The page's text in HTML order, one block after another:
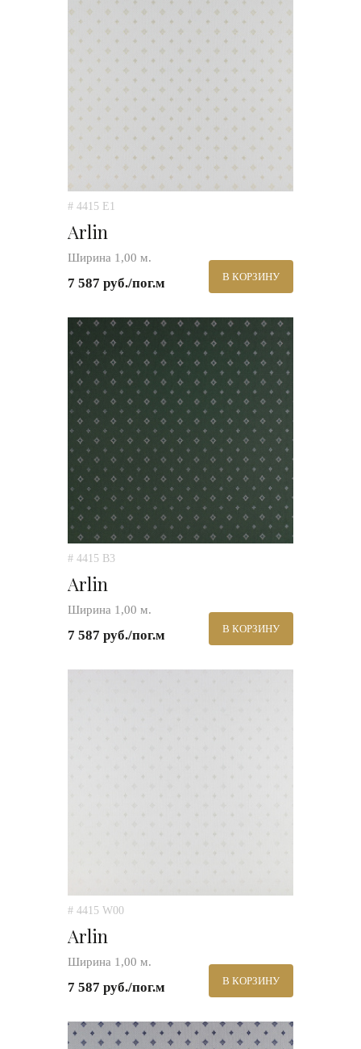
# 4415 E1
Arlin
Ширина 1,00 м.
7 587 руб./пог.м В КОРЗИНУ
# 4415 B3
Arlin
Ширина 1,00 м.
7 587 руб./пог.м В КОРЗИНУ
# 4415 W00
Arlin
Ширина 1,00 м.
7 587 руб./пог.м В КОРЗИНУ